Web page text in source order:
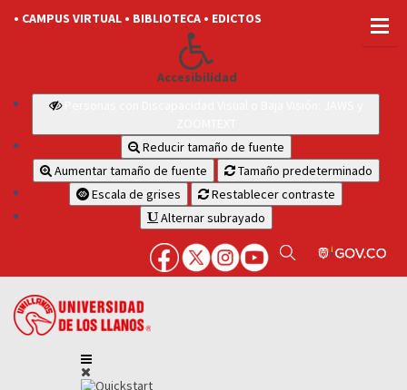
• CAMPUS VIRTUAL • BIBLIOTECA • EDICTOS
Accesibilidad
Reducir tamaño de fuente
Aumentar tamaño de fuente
Tamaño predeterminado
Escala de grises
Restablecer contraste
Alternar subrayado